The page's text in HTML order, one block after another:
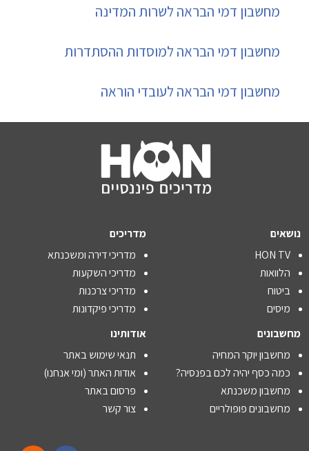
מחשבון דמי הבראה לשרות המדינה
מחשבון דמי הבראה למוסדות ההסתדרות
מחשבון דמי הבראה לעובדי הוראה
נושאים
HON TV
הלוואות
ביטוח
מיסים
מדריכים
מדריכי דירה ומשכנתא
מדריכי השקעות
מדריכי צרכנות
מדריכי פיקדונות
מחשבונים
מחשבון יוקר המחיה
כמה כסף יהיה לכם בפנסיה?
מחשבון משכנתא
מחשבונים פופולריים
אודותינו
תנאי שימוש באתר
אודות האתר (ומי אנחנו)
פרסום באתר
צור קשר